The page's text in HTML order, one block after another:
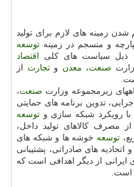
شدن زمینه های لازم برای تولید
و منسجم در زمینه توسعه
ذیل سیاست های كلی اقتصاد
صنعت، معدن وتجارت از
زیرمجموعه وزارت صنعت،
تدوین برنامه های حمایتی
رویكرد شبكه سازی و توسعه
مصرف كالاهای تولید داخل،
توسعه خوشه ها و شبكه های
اتحادیه های صادراتی، پشتیبانی
ایرانی از دیگر اهدافی است كه
است.